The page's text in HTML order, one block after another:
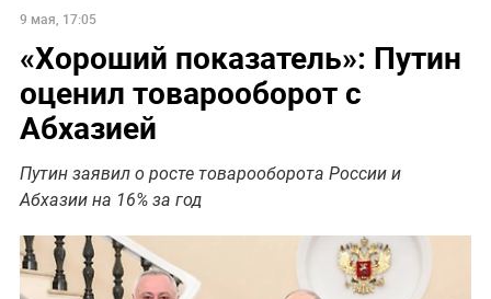
9 мая, 17:05
«Хороший показатель»: Путин
оценил товарооборот с
Абхазией
Путин заявил о росте товарооборота России и
Абхазии на 16% за год